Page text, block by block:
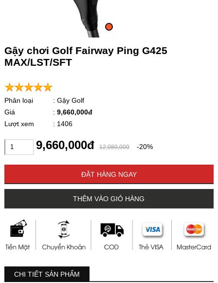
Gậy chơi Golf Fairway Ping G425
MAX/LST/SFT
Phân loại
: Gậy Golf
Giá
: 9,660,000đ
Lượt xem
: 1406
9,660,000đ 12,080,000 -20%
ĐẶT HÀNG NGAY
THÊM VÀO GIỎ HÀNG
CHI TIẾT SẢN PHẨM